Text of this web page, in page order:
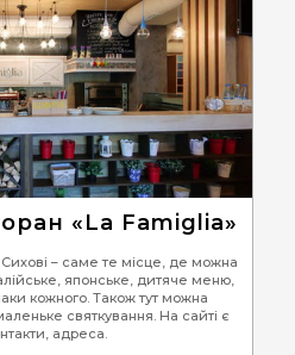
«La Famiglia»
– саме те місце, де можна
японське, дитяче меню,
кожного. Також тут можна
святкування. На сайті є
адреса.